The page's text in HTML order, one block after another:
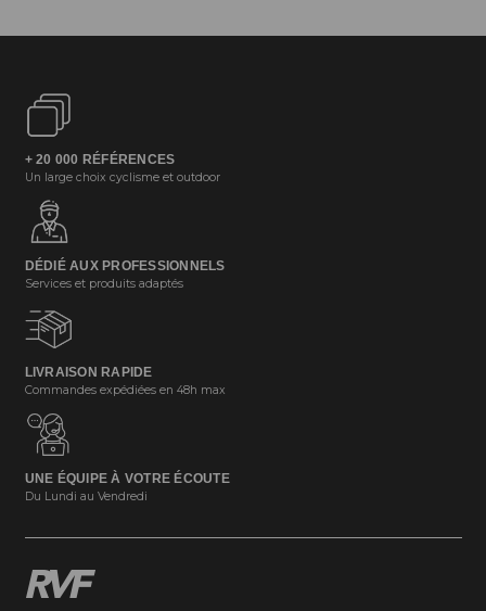
+ 20 000 RÉFÉRENCES
Un large choix cyclisme et outdoor
DÉDIÉ AUX PROFESSIONNELS
Services et produits adaptés
LIVRAISON RAPIDE
Commandes expédiées en 48h max
UNE ÉQUIPE À VOTRE ÉCOUTE
Du Lundi au Vendredi